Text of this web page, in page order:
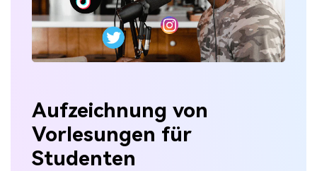
Aufzeichnung von
Vorlesungen für
Studenten